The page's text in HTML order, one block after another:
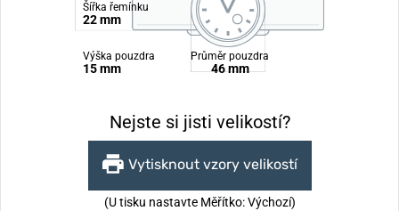
Šířka řemínku
22 mm
Výška pouzdra
15 mm
Průměr pouzdra
46 mm
Nejste si jisti velikostí?
Vytisknout vzory velikostí
(U tisku nastavte Měřítko: Výchozí)